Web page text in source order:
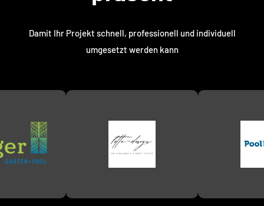
Damit Ihr Projekt schnell, professionell und individuell
umgesetzt werden kann